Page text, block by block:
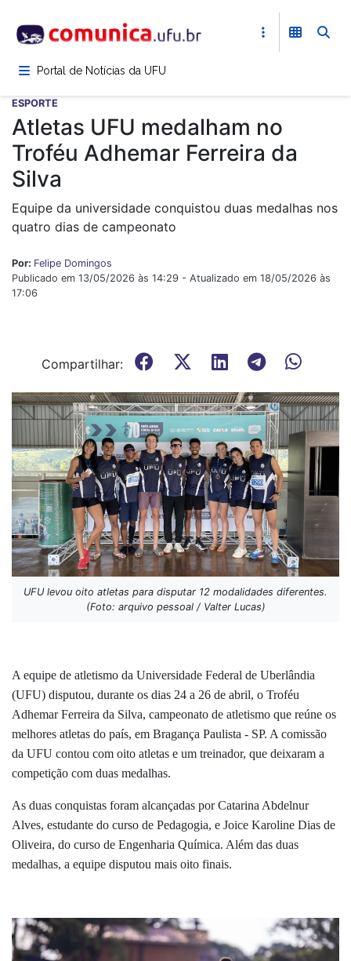
para
conteúdoPortal de Notícias da UFU
ESPORTE
Atletas UFU medalham no
Troféu Adhemar Ferreira da
Silva
Equipe da universidade conquistou duas medalhas nos
quatro dias de campeonato
Por: Felipe Domingos
Publicado em 13/05/2026 às 14:29 - Atualizado em 18/05/2026 às
17:06
Compartilhar:
UFU levou oito atletas para disputar 12 modalidades diferentes.
(Foto: arquivo pessoal / Valter Lucas)
A equipe de atletismo da Universidade Federal de Uberlândia
(UFU) disputou, durante os dias 24 a 26 de abril, o Troféu
Adhemar Ferreira da Silva, campeonato de atletismo que reúne os
melhores atletas do país, em Bragança Paulista - SP. A comissão
da UFU contou com oito atletas e um treinador, que deixaram a
competição com duas medalhas.
As duas conquistas foram alcançadas por Catarina Abdelnur
Alves, estudante do curso de Pedagogia, e Joice Karoline Dias de
Oliveira, do curso de Engenharia Química. Além das duas
medalhas, a equipe disputou mais oito finais.